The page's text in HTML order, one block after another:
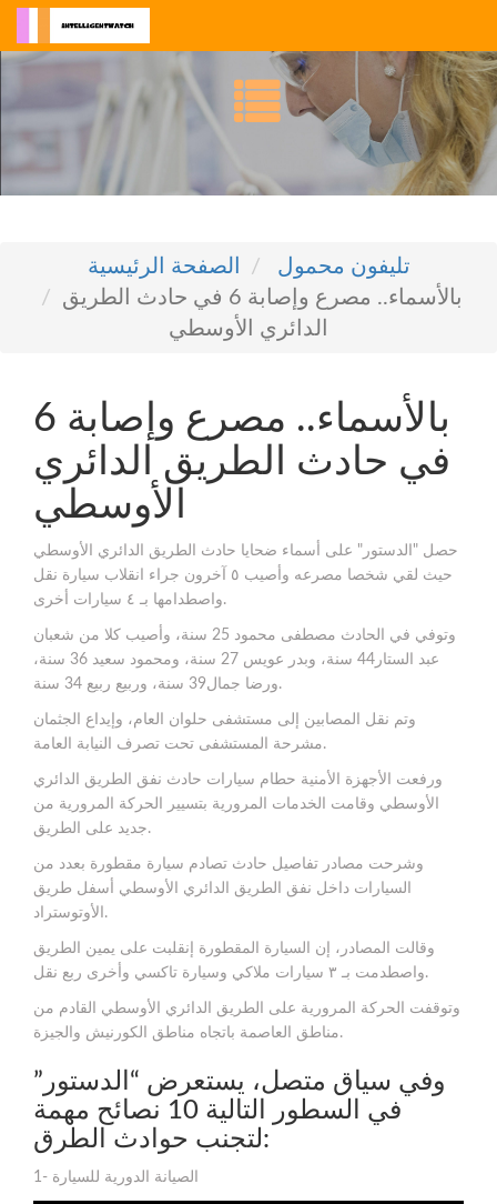
الصفحة الرئيسية
تليفون محمول
بالأسماء.. مصرع وإصابة 6 في حادث الطريق
الدائري الأوسطي
بالأسماء.. مصرع وإصابة 6
في حادث الطريق الدائري
الأوسطي
حصل "الدستور" على أسماء ضحايا حادث الطريق الدائري الأوسطي
حيث لقي شخصا مصرعه وأصيب ٥ آخرون جراء انقلاب سيارة نقل
واصطدامها بـ ٤ سيارات أخرى.
وتوفي في الحادث مصطفى محمود 25 سنة، وأصيب كلا من شعبان
عبد الستار44 سنة، وبدر عويس 27 سنة، ومحمود سعيد 36 سنة،
ورضا جمال39 سنة، وربيع ربيع 34 سنة.
وتم نقل المصابين إلى مستشفى حلوان العام، وإيداع الجثمان
مشرحة المستشفى تحت تصرف النيابة العامة.
ورفعت الأجهزة الأمنية حطام سيارات حادث نفق الطريق الدائري
الأوسطي وقامت الخدمات المرورية بتسيير الحركة المرورية من
جديد على الطريق.
وشرحت مصادر تفاصيل حادث تصادم سيارة مقطورة بعدد من
السيارات داخل نفق الطريق الدائري الأوسطي أسفل طريق
الأوتوستراد.
وقالت المصادر، إن السيارة المقطورة إنقلبت على يمين الطريق
واصطدمت بـ ٣ سيارات ملاكي وسيارة تاكسي وأخرى ربع نقل.
وتوقفت الحركة المرورية على الطريق الدائري الأوسطي القادم من
مناطق العاصمة باتجاه مناطق الكورنيش والجيزة.
وفي سياق متصل، يستعرض “الدستور”
في السطور التالية 10 نصائح مهمة
لتجنب حوادث الطرق:
1- الصيانة الدورية للسيارة